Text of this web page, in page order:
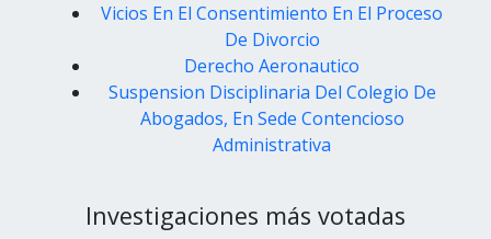
Vicios En El Consentimiento En El Proceso
De Divorcio
Derecho Aeronautico
Suspension Disciplinaria Del Colegio De
Abogados, En Sede Contencioso
Administrativa
Investigaciones más votadas